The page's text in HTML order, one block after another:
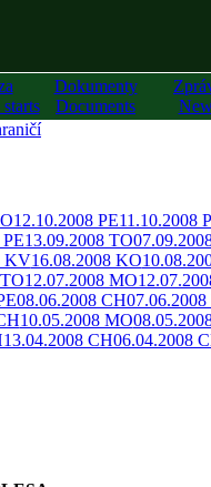
Dokumenty
Documents
12.10.2008 PE11.10.2008
13.09.2008 TO
KV16.08.2008 KO
12.07.2008 MO
08.06.2008 CH
10.05.2008 MO
13.04.2008 CH06.04.2008